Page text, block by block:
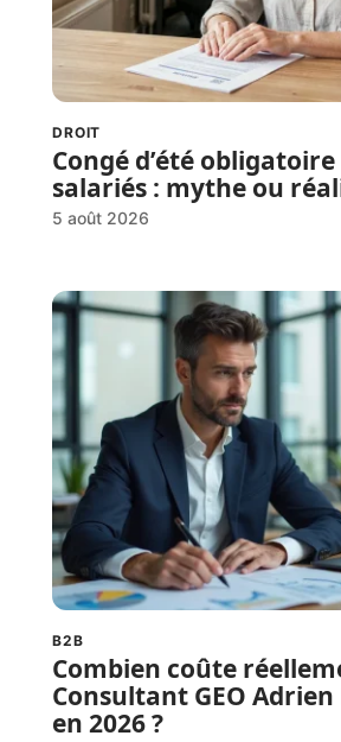
DROIT
Congé d’été
salariés : mythe ou
5 août 2026
B2B
Combien coûte
Consultant GEO
en 2026 ?